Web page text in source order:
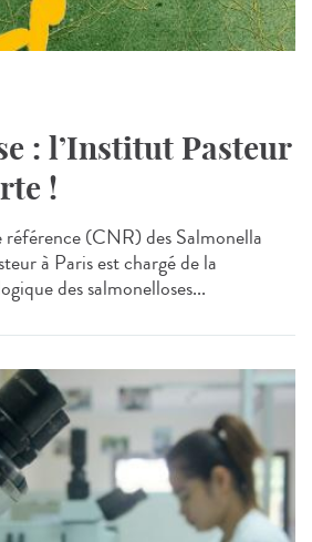
: l’Institut Pasteur
!
(CNR) des Salmonella
à Paris est chargé de la
des salmonelloses...